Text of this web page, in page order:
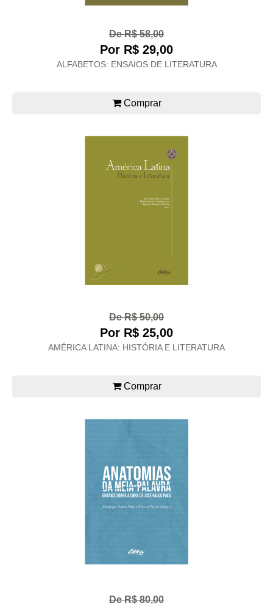
De R$ 58,00
Por R$ 29,00
ALFABETOS: ENSAIOS DE LITERATURA
Comprar
De R$ 50,00
Por R$ 25,00
AMÉRICA LATINA: HISTÓRIA E LITERATURA
Comprar
De R$ 80,00